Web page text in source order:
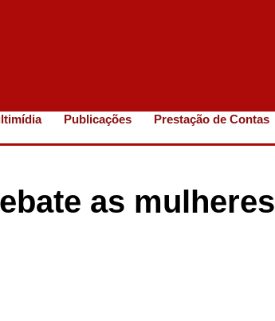
Publicações Prestação de Contas
as mulheres